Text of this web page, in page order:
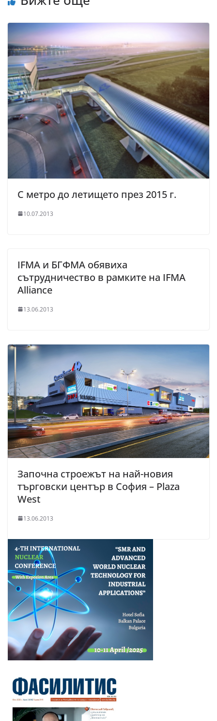
С метро до летището през 2015 г.
10.07.2013
IFMA и БГФМА обявиха
сътрудничество в рамките на IFMA
Alliance
13.06.2013
Започна строежът на най-новия
търговски център в София – Plaza
West
13.06.2013